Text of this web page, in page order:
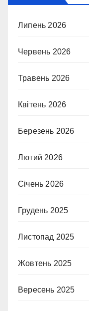
Липень 2026
Червень 2026
Травень 2026
Квітень 2026
Березень 2026
Лютий 2026
Січень 2026
Грудень 2025
Листопад 2025
Жовтень 2025
Вересень 2025